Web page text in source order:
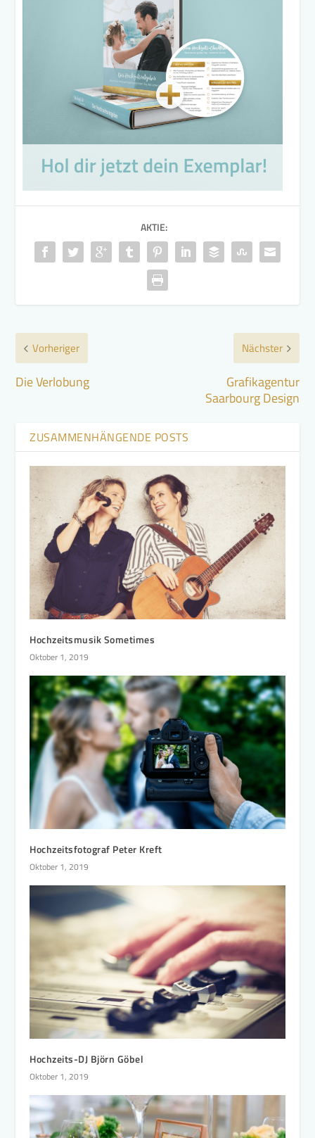
AKTIE:
Vorheriger
Die Verlobung
Nächster
Grafikagentur
Saarbourg Design
ZUSAMMENHÄNGENDE POSTS
Hochzeitsmusik Sometimes
Oktober 1, 2019
Hochzeitsfotograf Peter Kreft
Oktober 1, 2019
Hochzeits-DJ Björn Göbel
Oktober 1, 2019